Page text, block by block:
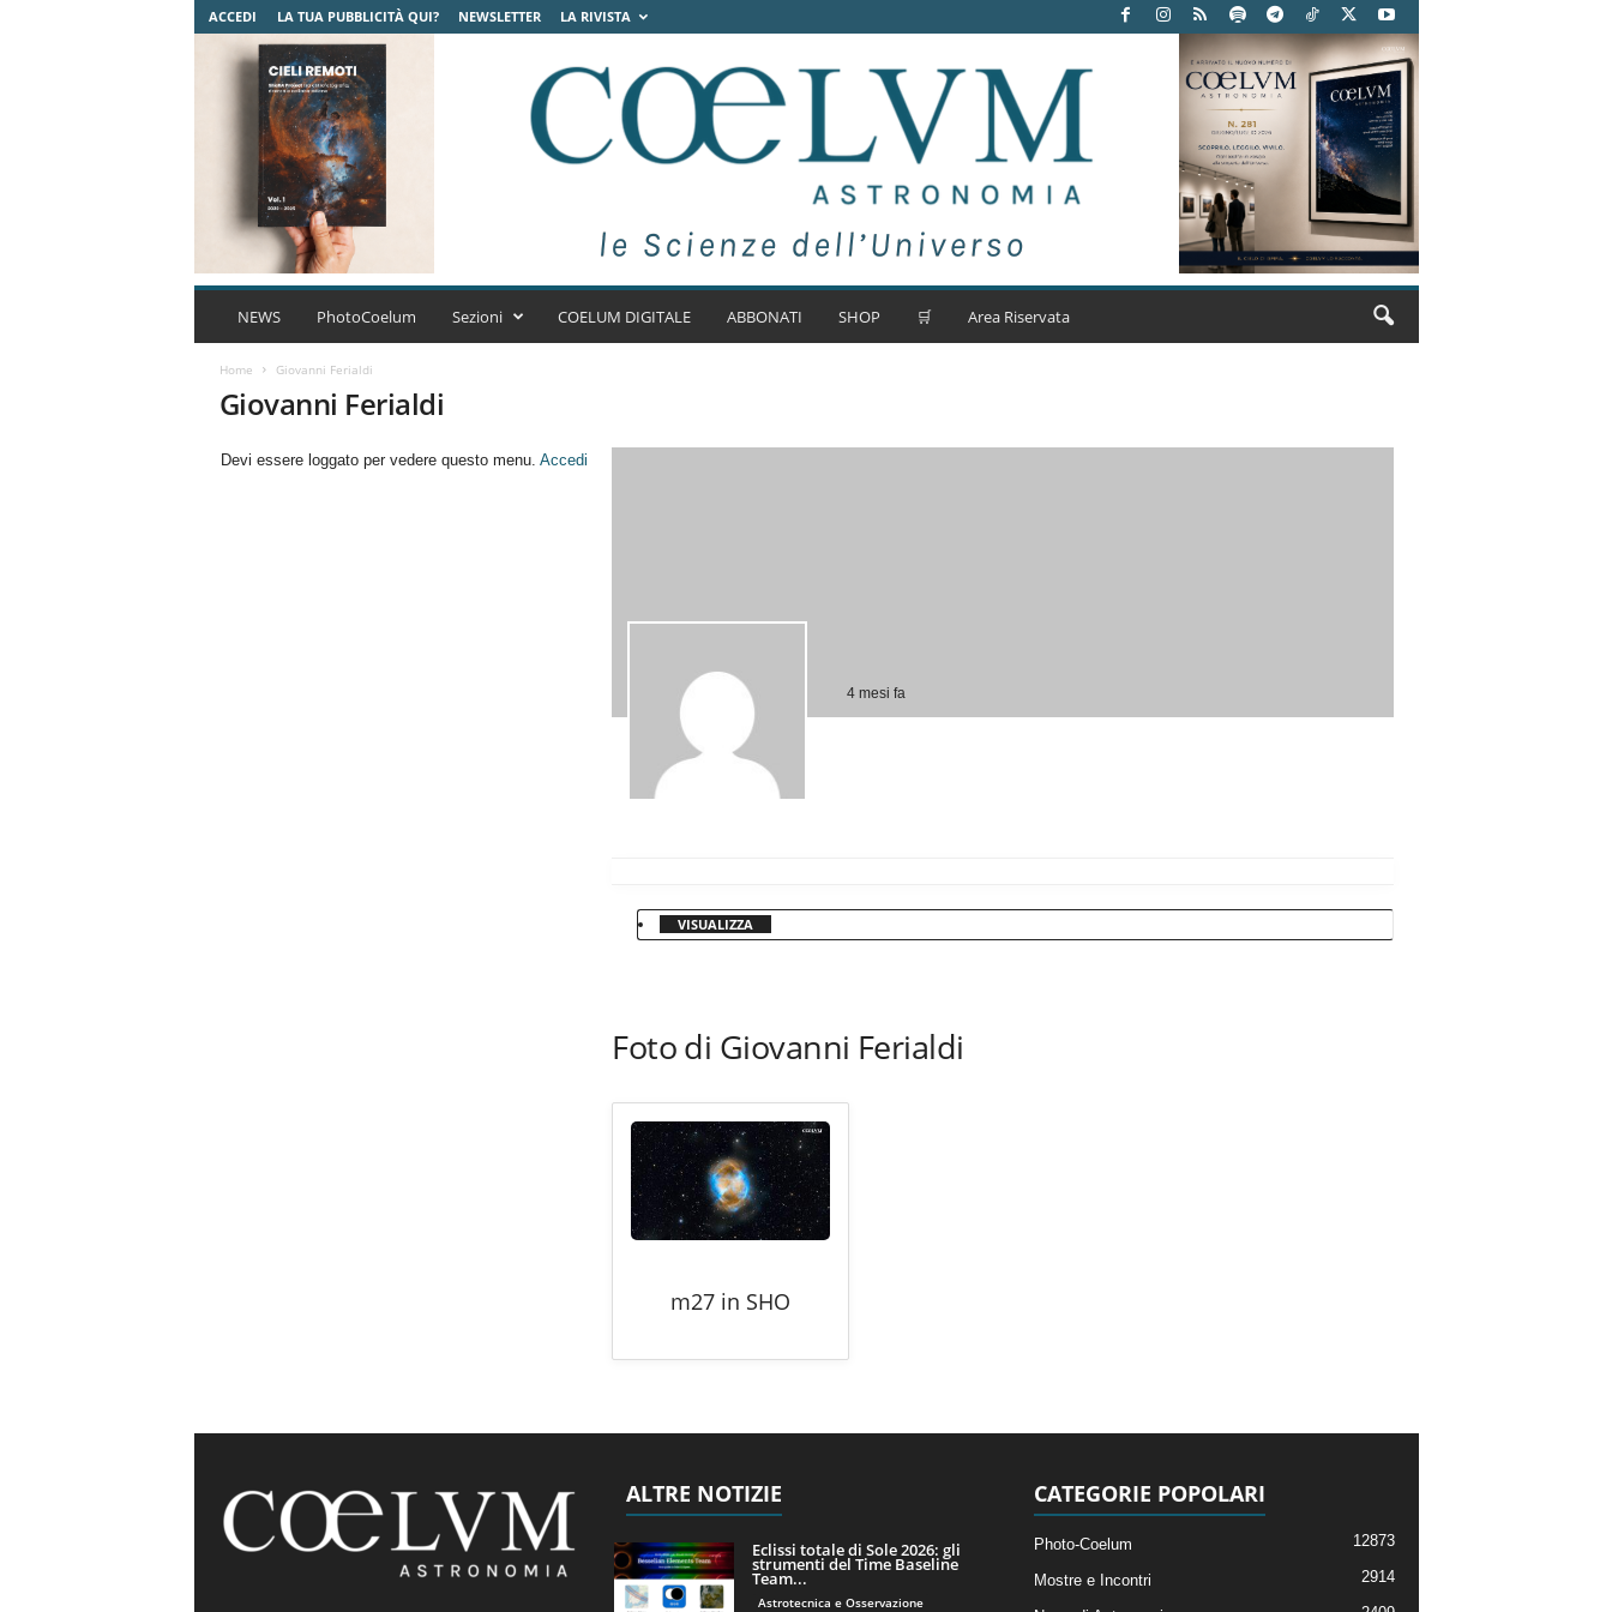
ACCEDI LA TUA PUBBLICITÀ QUI? NEWSLETTER LA RIVISTA
C
m
s
NEWS PhotoCoelum Sezioni COELUM DIGITALE ABBONATI SHOP 🛒 Area Riservata
Home Giovanni Ferialdi
Giovanni Ferialdi
Devi essere loggato per vedere questo menu. Accedi
4 mesi fa
VISUALIZZA
Foto di Giovanni Ferialdi
m27 in SHO
ALTRE NOTIZIE
Eclissi totale di Sole 2026: gli
strumenti del Time Baseline
Team...
Astrotecnica e Osservazione
CATEGORIE POPOLARI
Photo-Coelum 12873
Mostre e Incontri 2914